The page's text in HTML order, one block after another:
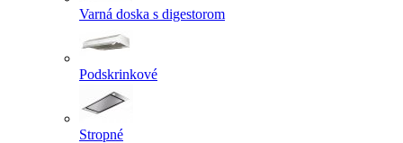
Varná doska s digestorom
Podskrinkové
Stropné